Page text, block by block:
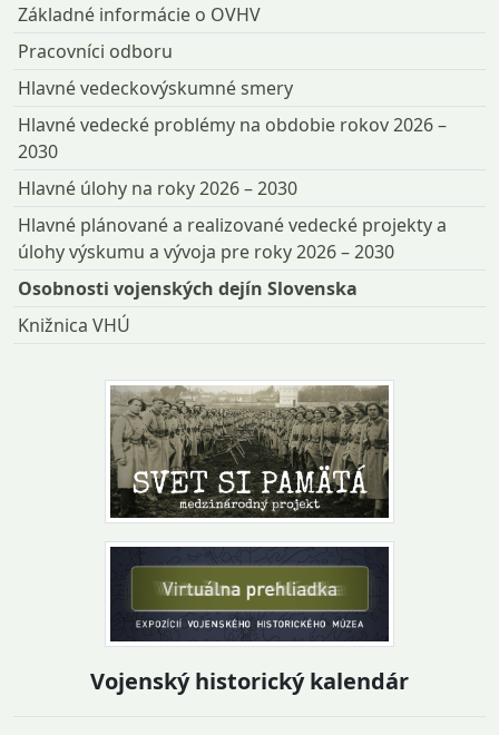
Základné informácie o OVHV
Pracovníci odboru
Hlavné vedeckovýskumné smery
Hlavné vedecké problémy na obdobie rokov 2026 –
2030
Hlavné úlohy na roky 2026 – 2030
Hlavné plánované a realizované vedecké projekty a
úlohy výskumu a vývoja pre roky 2026 – 2030
Osobnosti vojenských dejín Slovenska
Knižnica VHÚ
Vojenský historický kalendár